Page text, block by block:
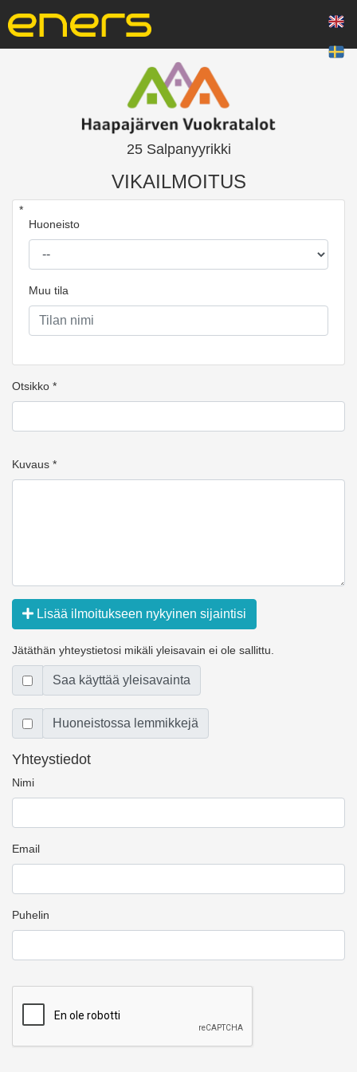
25 Salpanyyrikki
VIKAILMOITUS
*
Huoneisto
Muu tila
Otsikko *
Kuvaus *
Lisää ilmoitukseen nykyinen sijaintisi
Jätäthän yhteystietosi mikäli yleisavain ei ole sallittu.
Saa käyttää yleisavainta
Huoneistossa lemmikkejä
Yhteystiedot
Nimi
Email
Puhelin